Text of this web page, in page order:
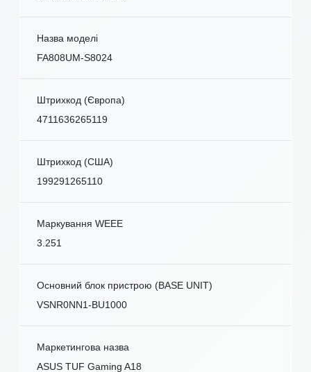
Назва моделі
FA808UM-S8024
Штрихкод (Європа)
4711636265119
Штрихкод (США)
199291265110
Маркування WEEE
3.251
Основний блок пристрою (BASE UNIT)
VSNR0NN1-BU1000
Маркетингова назва
ASUS TUF Gaming A18